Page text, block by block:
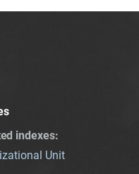
indexes:
Unit